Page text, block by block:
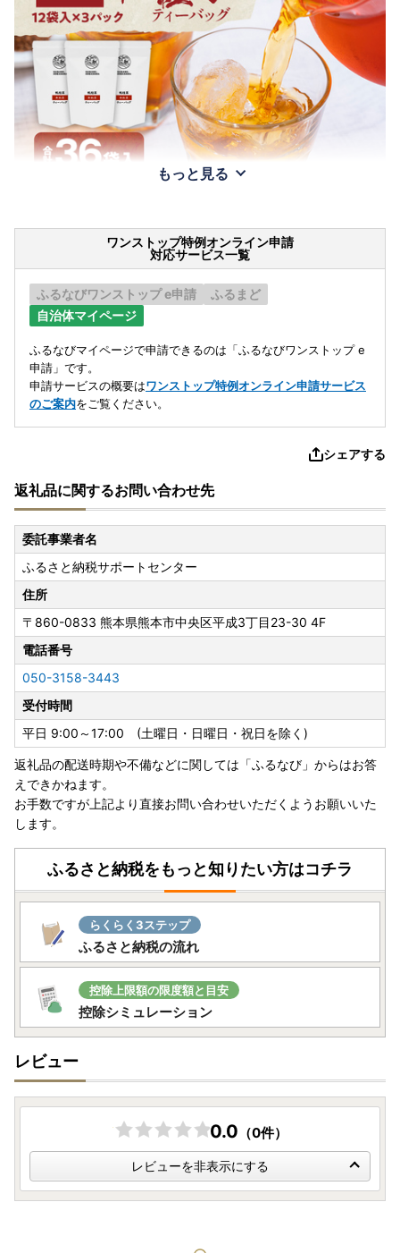
もっと見る
ワンストップ特例オンライン申請
対応サービス一覧
ふるなびワンストップ e申請
ふるまど
自治体マイページ
ふるなびマイページで申請できるのは「ふるなびワンストップ e
申請」です。
申請サービスの概要はワンストップ特例オンライン申請サービス
のご案内をご覧ください。
シェアする
返礼品に関するお問い合わせ先
委託事業者名
ふるさと納税サポートセンター
住所
〒860-0833 熊本県熊本市中央区平成3丁目23-30 4F
電話番号
050-3158-3443
受付時間
平日 9:00～17:00 (土曜日・日曜日・祝日を除く)
返礼品の配送時期や不備などに関しては「ふるなび」からはお答
えできかねます。
お手数ですが上記より直接お問い合わせいただくようお願いいた
します。
ふるさと納税をもっと知りたい方はコチラ
らくらく3ステップ
ふるさと納税の流れ
控除上限額の限度額と目安
控除シミュレーション
レビュー
0.0 （0件）
レビューを非表示にする